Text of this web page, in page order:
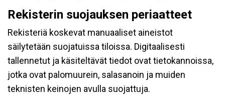
Rekisterin suojauksen periaatteet
Rekisteriä koskevat manuaaliset aineistot
säilytetään suojatuissa tiloissa. Digitaalisesti
tallennetut ja käsiteltävät tiedot ovat tietokannoissa,
jotka ovat palomuurein, salasanoin ja muiden
teknisten keinojen avulla suojattuja.